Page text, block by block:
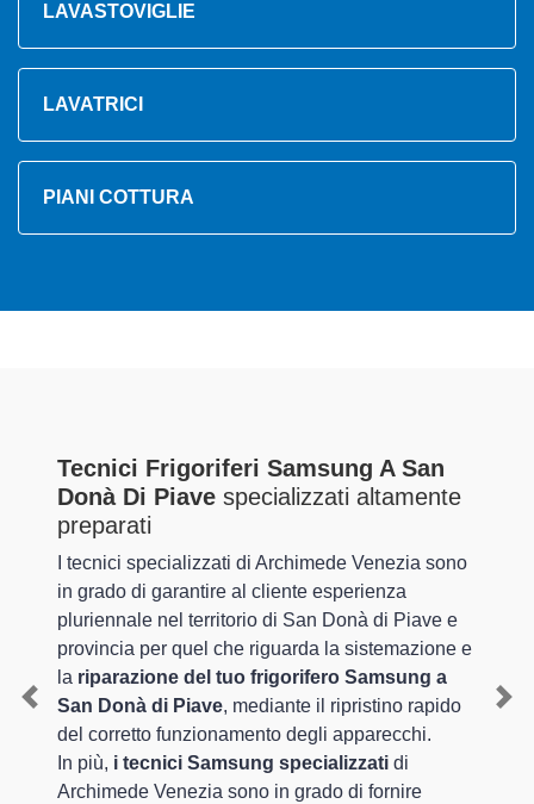
LAVASTOVIGLIE
LAVATRICI
PIANI COTTURA
Tecnici Frigoriferi Samsung A San
Donà Di Piave specializzati altamente
preparati
I tecnici specializzati di Archimede Venezia sono
in grado di garantire al cliente esperienza
pluriennale nel territorio di San Donà di Piave e
provincia per quel che riguarda la sistemazione e
la riparazione del tuo frigorifero Samsung a
San Donà di Piave, mediante il ripristino rapido
del corretto funzionamento degli apparecchi.
In più, i tecnici Samsung specializzati di
Archimede Venezia sono in grado di fornire
Previous